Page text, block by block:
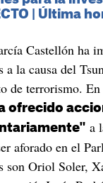
| Última
Castellón ha
a la causa del
de terrorismo. En
ofrecido
a
aforado en el
son Oriol Soler,